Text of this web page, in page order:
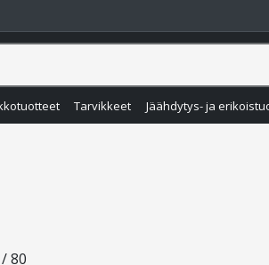
Tarvikkeet Jäähdytys- ja
80